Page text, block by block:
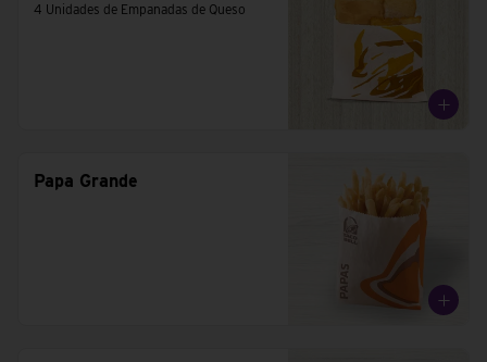
4 Unidades de Empanadas de Queso
Papa Grande